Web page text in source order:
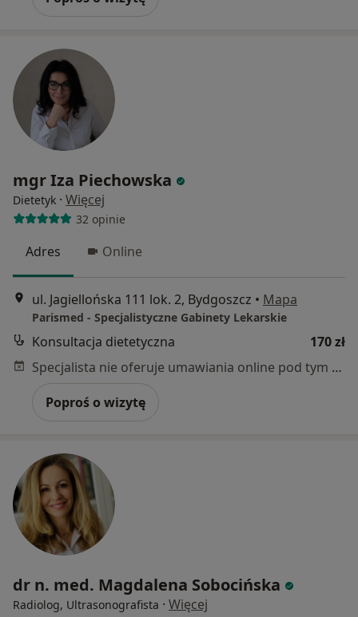
mgr Iza Piechowska
Dietetyk · Więcej
32 opinie
Adres Online
ul. Jagiellońska 111 lok. 2, Bydgoszcz • Mapa
Parismed - Specjalistyczne Gabinety Lekarskie
Konsultacja dietetyczna
170 zł
Specjalista nie oferuje umawiania online pod tym adresem.
Poproś o wizytę
dr n. med. Magdalena Sobocińska
Radiolog, Ultrasonografista · Więcej